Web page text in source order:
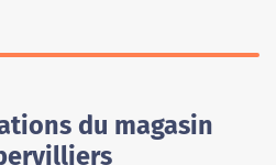
du magasin